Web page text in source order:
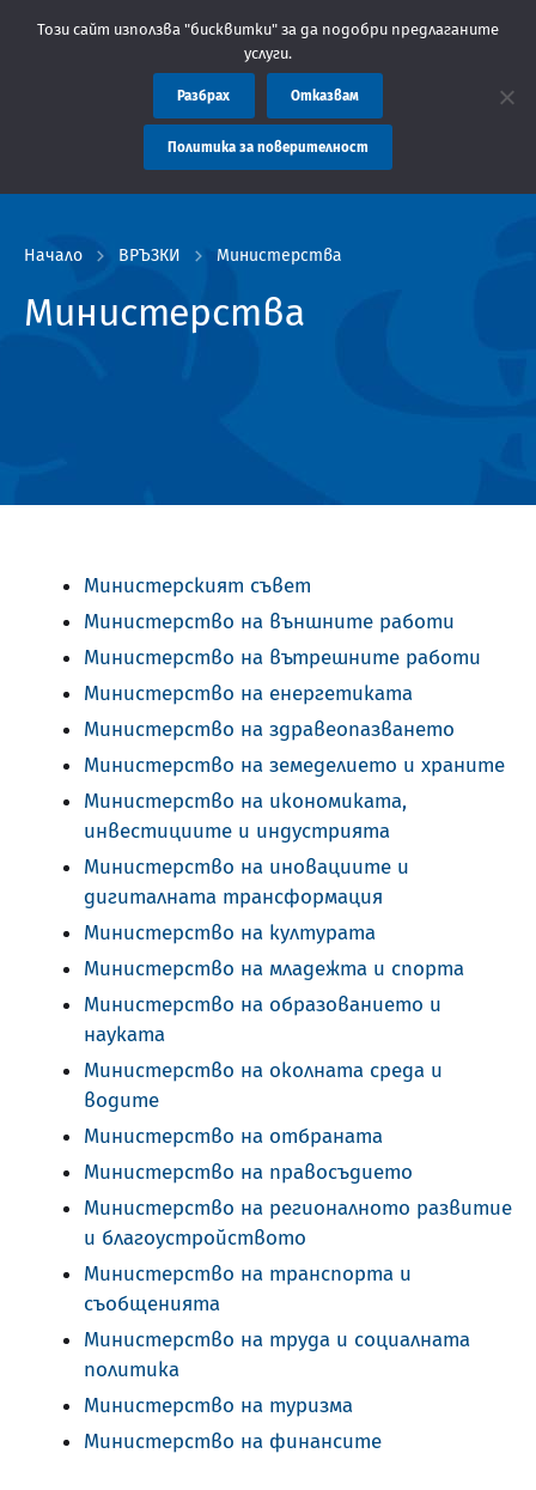
Областна администрация Пловдив препоръчва
Начало ВРЪЗКИ Министерства
Министерства
Министерският съвет
Министерство на външните работи
Министерство на вътрешните работи
Министерство на енергетиката
Министерство на здравеопазването
Министерство на земеделието и храните
Министерство на икономиката,
инвестициите и индустрията
Министерство на иновациите и
дигиталната трансформация
Министерство на културата
Министерство на младежта и спорта
Министерство на образованието и
науката
Министерство на околната среда и
водите
Министерство на отбраната
Министерство на правосъдието
Министерство на регионалното развитие
и благоустройството
Министерство на транспорта и
съобщенията
Министерство на труда и социалната
политика
Министерство на туризма
Министерство на финансите
Този сайт използва "бисквитки" за да подобри предлаганите
услуги.
Разбрах Отказвам
Политика за поверителност